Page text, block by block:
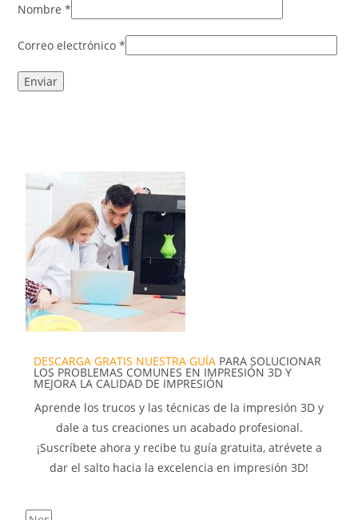
Nombre*
Correo electrónico*
DESCARGA GRATIS NUESTRA GUÍA PARA SOLUCIONAR
LOS PROBLEMAS COMUNES EN IMPRESIÓN 3D Y
MEJORA LA CALIDAD DE IMPRESIÓN
Aprende los trucos y las técnicas de la impresión 3D y
dale a tus creaciones un acabado profesional.
¡Suscríbete ahora y recibe tu guía gratuita, atrévete a
dar el salto hacia la excelencia en impresión 3D!